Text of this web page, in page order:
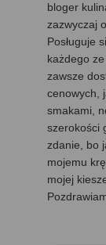
bloger
zazwyczaj
Posługuje
każdego
zawsze
cenowych,
smakami,
szerokości
zdanie, bo
mojemu
mojej